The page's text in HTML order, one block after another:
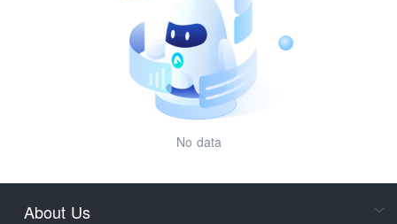
No data
About Us